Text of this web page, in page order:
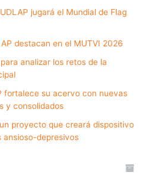
jugará el Mundial de Flag
destacan en el MUTVI 2026
analizar los retos de la
fortalece su acervo con nuevas
y consolidados
proyecto que creará dispositivo
ansioso-depresivos